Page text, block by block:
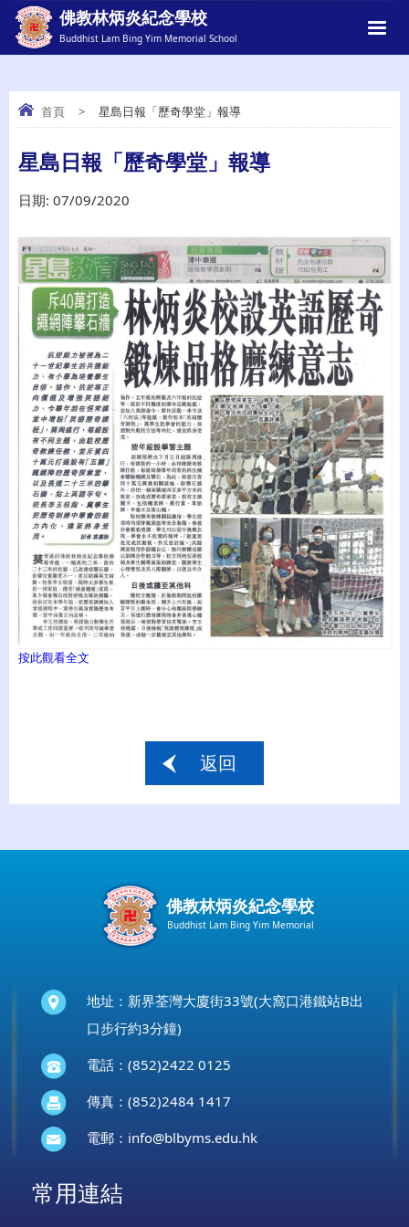
佛教林炳炎紀念學校
Buddhist Lam Bing Yim Memorial School
星島日報「歷奇學堂」報導
首頁 > 星島日報「歷奇學堂」報導
星島日報「歷奇學堂」報導
日期: 07/09/2020
按此觀看全文
返回
佛教林炳炎紀念學校
Buddhist Lam Bing Yim Memorial
地址：新界荃灣大廈街33號(大窩口港鐵站B出
口步行約3分鐘)
電話：(852)2422 0125
傳真：(852)2484 1417
電郵： info@blbyms.edu.hk
常用連結